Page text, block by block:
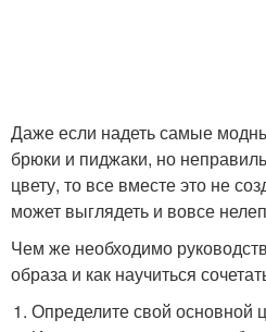
Даже если надеть самые
брюки и пиджаки, но
цвету, то все вместе это не
может выглядеть и вовсе
Чем же необходимо
образа и как научиться
Определите свой основной